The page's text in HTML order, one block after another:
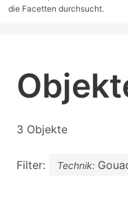
die Facetten durchsucht.
3 Objekte
Filter: Technik: